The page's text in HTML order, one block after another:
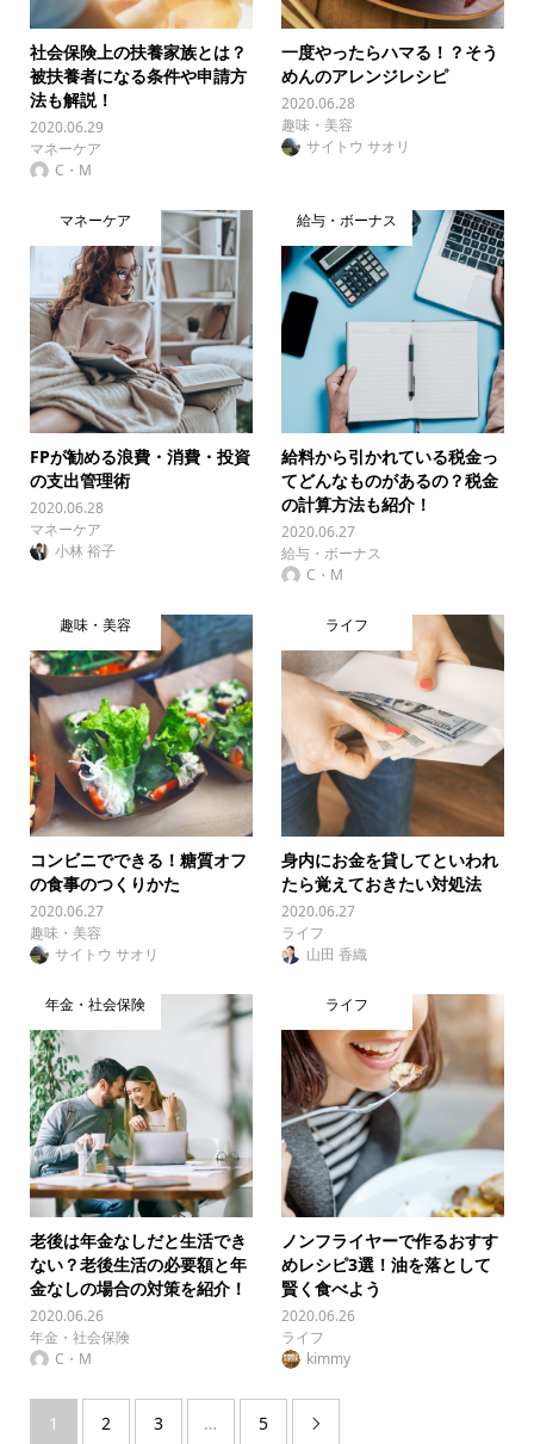
社会保険上の扶養家族とは？
被扶養者になる条件や申請方
法も解説！
2020.06.29
マネーケア
C・M
一度やったらハマる！？そう
めんのアレンジレシピ
2020.06.28
趣味・美容
サイトウ サオリ
マネーケア
FPが勧める浪費・消費・投資
の支出管理術
2020.06.28
マネーケア
小林 裕子
給与・ボーナス
給料から引かれている税金っ
てどんなものがあるの？税金
の計算方法も紹介！
2020.06.27
給与・ボーナス
C・M
趣味・美容
コンビニでできる！糖質オフ
の食事のつくりかた
2020.06.27
趣味・美容
サイトウ サオリ
ライフ
身内にお金を貸してといわれ
たら覚えておきたい対処法
2020.06.27
ライフ
山田 香織
年金・社会保険
老後は年金なしだと生活でき
ない？老後生活の必要額と年
金なしの場合の対策を紹介！
2020.06.26
年金・社会保険
C・M
ライフ
ノンフライヤーで作るおすす
めレシピ3選！油を落として
賢く食べよう
2020.06.26
ライフ
kimmy
1 2 3 … 5 